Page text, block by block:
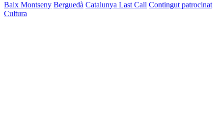
Baix Montseny Berguedà Catalunya Last Call Contingut patrocinat
Cultura